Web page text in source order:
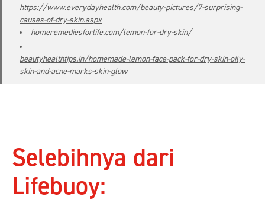
https://www.everydayhealth.com/beauty-pictures/7-surprising-
causes-of-dry-skin.aspx
homeremediesforlife.com/lemon-for-dry-skin/
beautyhealthtips.in/homemade-lemon-face-pack-for-dry-skin-oily-
skin-and-acne-marks-skin-glow
Selebihnya dari
Lifebuoy: